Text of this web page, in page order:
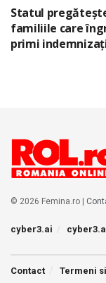
Statul
familiile care
primi
© 2026 Femina.ro |
cyber3.ai
Contact Termeni